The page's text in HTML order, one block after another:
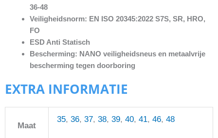
36-48
Veiligheidsnorm: EN ISO 20345:2022 S7S, SR, HRO,
FO
ESD Anti Statisch
Bescherming: NANO veiligheidsneus en metaalvrije
bescherming tegen doorboring
EXTRA INFORMATIE
Maat
35, 36, 37, 38, 39, 40, 41, 46, 48